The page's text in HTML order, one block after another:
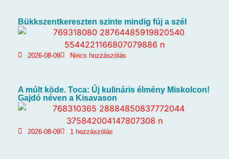
Bükkszentkereszten szinte mindig fúj a szél
2026-08-09 Nincs hozzászólás
A múlt köde. Toca: Új kulináris élmény Miskolcon!
Gajdó néven a Kisavason
2026-08-09 1 hozzászólás